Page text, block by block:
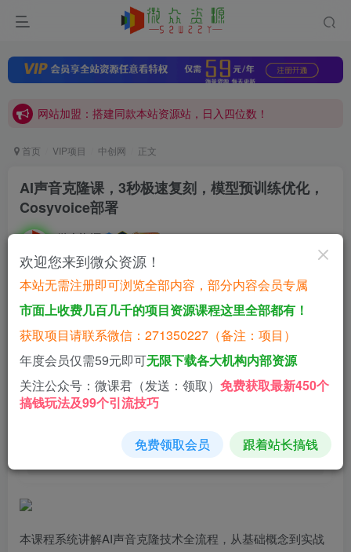
网站加盟：搭建同款本站资源站，日入四位数！
开通会员，无限下载各大机构内部资源，一站式草根创业基地，最新最强网赚教程大全，小投入，大回报！
网站加盟：搭建同款本站资源站，日入四位数！
首页 VIP项目 中创网 正文
AI声音克隆课‌，3秒极速复刻，模型预训练优化，
Cosyvoice部署
微众资源
AI声音克隆课&#8204;，3秒极速复刻，模型预训练优化，Cosyvoice部署
此内容为付费资源，请付费后查看
微分 2.9微分 9.9
黄金会员免费
立即购买
已售 133
本课程系统讲解AI声音克隆技术全流程，从基础概念到实战
欢迎您来到微众资源！
本站无需注册即可浏览全部内容，部分内容会员专属
市面上收费几百几千的项目资源课程这里全部都有！
获取项目请联系微信：271350227（备注：项目）
年度会员仅需59元即可无限下载各大机构内部资源
关注公众号：微课君（发送：领取） 免费获取最新450个
搞钱玩法及99个引流技巧
免费领取会员 跟着站长搞钱